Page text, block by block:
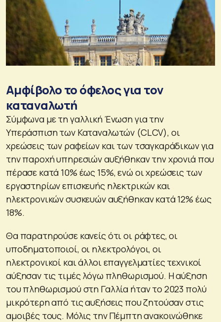
Αμφίβολο το όφελος για τον
καταναλωτή
Σύμφωνα με τη γαλλική Ένωση για την
Υπεράσπιση των Καταναλωτών (CLCV), οι
χρεώσεις των ραφείων και των τσαγκαράδικων για
την παροχή υπηρεσιών αυξήθηκαν την χρονιά που
πέρασε κατά 10% έως 15%, ενώ οι χρεώσεις των
εργαστηρίων επισκευής ηλεκτρικών και
ηλεκτρονικών συσκευών αυξήθηκαν κατά 12% έως
18%.
Θα παρατηρούσε κανείς ότι οι ράφτες, οι
υποδηματοποιοί, οι ηλεκτρολόγοι, οι
ηλεκτρονικοί και άλλοι επαγγελματίες τεχνικοί
αύξησαν τις τιμές λόγω πληθωρισμού. Η αύξηση
του πληθωρισμού στη Γαλλία ήταν το 2023 πολύ
μικρότερη από τις αυξήσεις που ζητούσαν στις
αμοιβές τους. Μόλις την Πέμπτη ανακοινώθηκε